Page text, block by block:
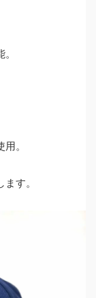
。
す。